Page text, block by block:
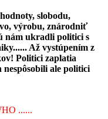
slobodu,
výrobu, znárodniť
nám ukradli politici s
Až vystúpením z
Politici zaplatia
ale politici
......